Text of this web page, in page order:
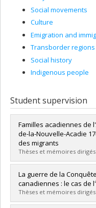
Social movements
Culture
Emigration and
Transborder regions
Social history
Indigenous people
Student supervision
Familles acadiennes de
de-la-Nouvelle-Acadie
des migrants
Thèses et mémoires dirigés
Graduate :Lagacé,
Cycle :Master's
Grade :M.A.
Lien vers le document
La guerre de la
canadiennes : le cas de
Thèses et mémoires dirigés